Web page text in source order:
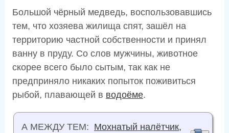
Большой чёрный медведь, воспользовавшись
тем, что хозяева жилища спят, зашёл на
территорию частной собственности и принял
ванну в пруду. Со слов мужчины, животное
скорее всего было сытым, так как не
предприняло никаких попыток поживиться
рыбой, плавающей в водоёме.
А МЕЖДУ ТЕМ: Мохнатый налётчик,